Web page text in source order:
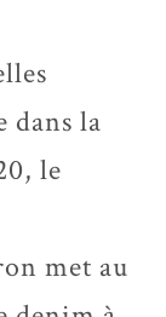
dans la
le
met au